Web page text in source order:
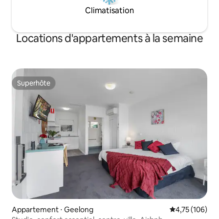
Climatisation
Locations d'appartements à la semaine
Superhôte
Superhôte
Appartement ⋅ Geelong Évaluation
4,75 (106)